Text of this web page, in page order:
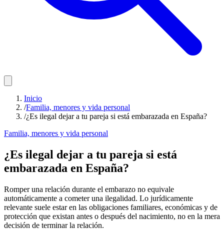
Inicio
/Familia, menores y vida personal
/¿Es ilegal dejar a tu pareja si está embarazada en España?
Familia, menores y vida personal
¿Es ilegal dejar a tu pareja si está
embarazada en España?
Romper una relación durante el embarazo no equivale
automáticamente a cometer una ilegalidad. Lo jurídicamente
relevante suele estar en las obligaciones familiares, económicas y de
protección que existan antes o después del nacimiento, no en la mera
decisión de terminar la relación.